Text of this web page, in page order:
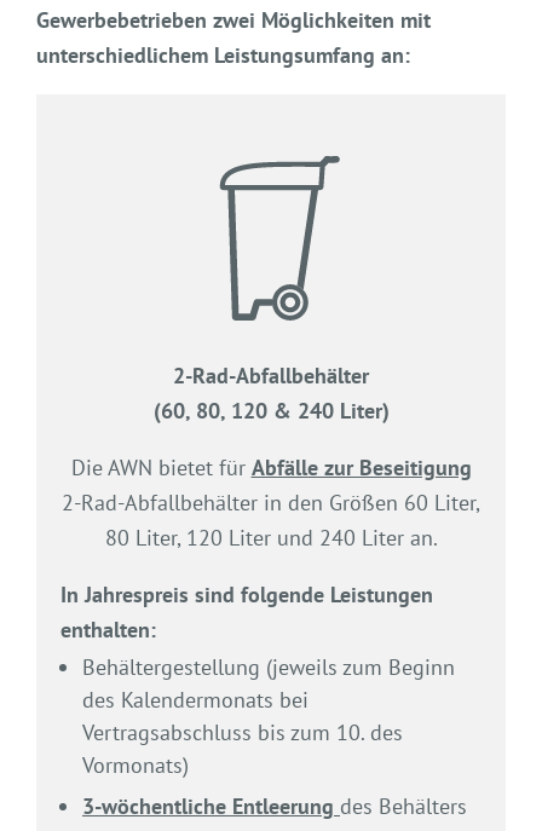
Gewerbebetrieben zwei Möglichkeiten mit
unterschiedlichem Leistungsumfang an:
2-Rad-Abfallbehälter
(60, 80, 120 & 240 Liter)
Die AWN bietet für Abfälle zur Beseitigung
2-Rad-Abfallbehälter in den Größen 60 Liter,
80 Liter, 120 Liter und 240 Liter an.
In Jahrespreis sind folgende Leistungen
enthalten:
Behältergestellung (jeweils zum Beginn
des Kalendermonats bei
Vertragsabschluss bis zum 10. des
Vormonats)
3-wöchentliche Entleerung des Behälters